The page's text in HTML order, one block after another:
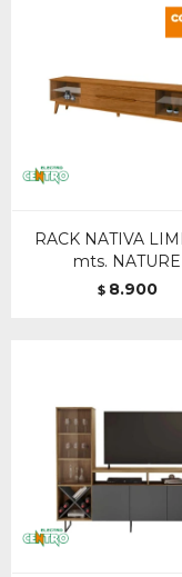
RACK NATIVA
mts. NATURE
$ 8.900